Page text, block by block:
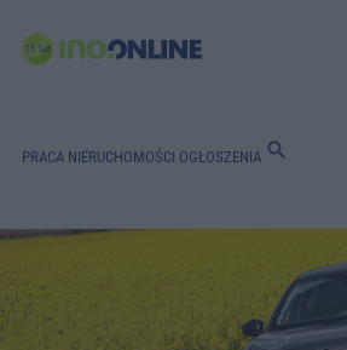
PRACA NIERUCHOMOŚCI OGŁOSZENIA search